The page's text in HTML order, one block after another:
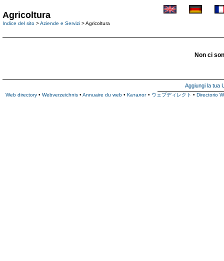
Agricoltura
Indice del sito >Aziende e Servizi > Agricoltura
Non ci
Aggiungi la tua
Web directory • Webverzeichnis • Annuaire du web • Каталог • ウェブディレクト • Directorio